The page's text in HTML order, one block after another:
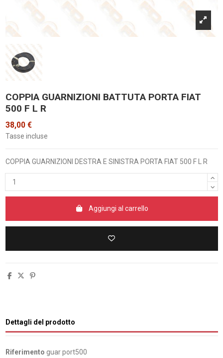
COPPIA GUARNIZIONI BATTUTA PORTA FIAT
500 F L R
38,00 €
Tasse incluse
COPPIA GUARNIZIONI DESTRA E SINISTRA PORTA FIAT 500 F L R
Aggiungi al carrello
Dettagli del prodotto
Riferimento guar port500